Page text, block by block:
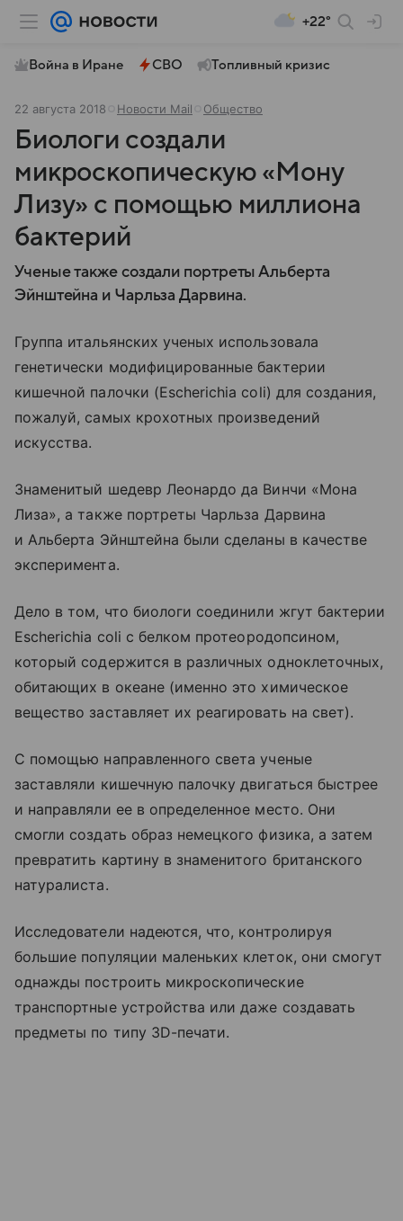
+22°
Война в Иране СВО Топливный кризис
22 августа 2018 Новости Mail Общество
Биологи создали
микроскопическую «Мону
Лизу» с помощью миллиона
бактерий
Ученые также создали портреты Альберта
Эйнштейна и Чарльза Дарвина.
Группа итальянских ученых использовала
генетически модифицированные бактерии
кишечной палочки (Escherichia coli) для создания,
пожалуй, самых крохотных произведений
искусства.
Знаменитый шедевр Леонардо да Винчи «Мона
Лиза», а также портреты Чарльза Дарвина
и Альберта Эйнштейна были сделаны в качестве
эксперимента.
Дело в том, что биологи соединили жгут бактерии
Escherichia coli с белком протеородопсином,
который содержится в различных одноклеточных,
обитающих в океане (именно это химическое
вещество заставляет их реагировать на свет).
С помощью направленного света ученые
заставляли кишечную палочку двигаться быстрее
и направляли ее в определенное место. Они
смогли создать образ немецкого физика, а затем
превратить картину в знаменитого британского
натуралиста.
Исследователи надеются, что, контролируя
большие популяции маленьких клеток, они смогут
однажды построить микроскопические
транспортные устройства или даже создавать
предметы по типу 3D-печати.